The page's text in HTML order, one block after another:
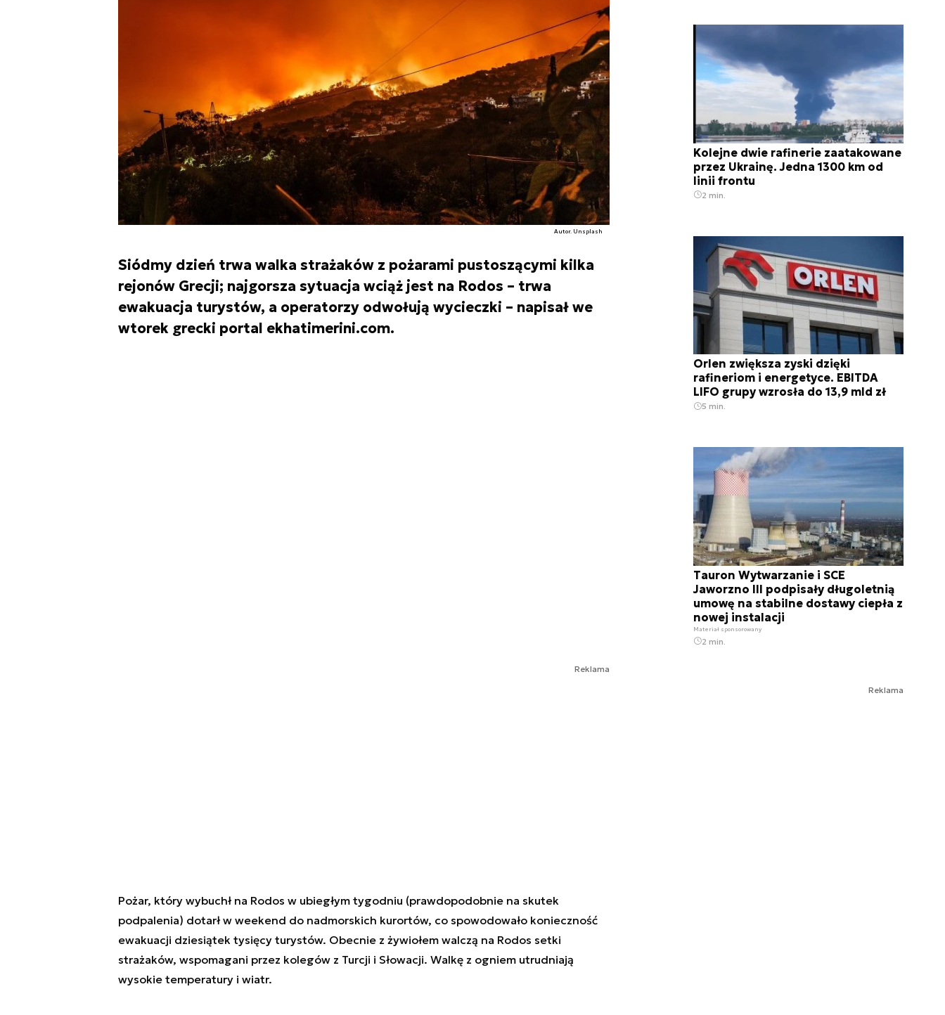
Autor. Unsplash
Siódmy dzień trwa walka strażaków z pożarami pustoszącymi kilka
rejonów Grecji; najgorsza sytuacja wciąż jest na Rodos – trwa
ewakuacja turystów, a operatorzy odwołują wycieczki – napisał we
wtorek grecki portal ekhatimerini.com.
Reklama
Pożar, który wybuchł na Rodos w ubiegłym tygodniu (prawdopodobnie na skutek
podpalenia) dotarł w weekend do nadmorskich kurortów, co spowodowało konieczność
ewakuacji dziesiątek tysięcy turystów. Obecnie z żywiołem walczą na Rodos setki
strażaków, wspomagani przez kolegów z Turcji i Słowacji. Walkę z ogniem utrudniają
wysokie temperatury i wiatr.
Kolejne dwie rafinerie zaatakowane
przez Ukrainę. Jedna 1300 km od
linii frontu
2 min.
Orlen zwiększa zyski dzięki
rafineriom i energetyce. EBITDA
LIFO grupy wzrosła do 13,9 mld zł
5 min.
Tauron Wytwarzanie i SCE
Jaworzno III podpisały długoletnią
umowę na stabilne dostawy ciepła z
nowej instalacji
Materiał sponsorowany
2 min.
Reklama